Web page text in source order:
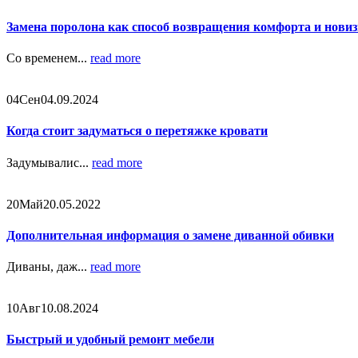
Замена поролона как способ возвращения комфорта и
Со временем... read more
04Сен04.09.2024
Когда стоит задуматься о перетяжке кровати
Задумывалис... read more
20Май20.05.2022
Дополнительная информация о замене диванной обивки
Диваны, даж... read more
10Авг10.08.2024
Быстрый и удобный ремонт мебели